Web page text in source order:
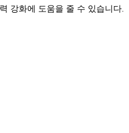
강화에 도움을 줄 수 있습니다.